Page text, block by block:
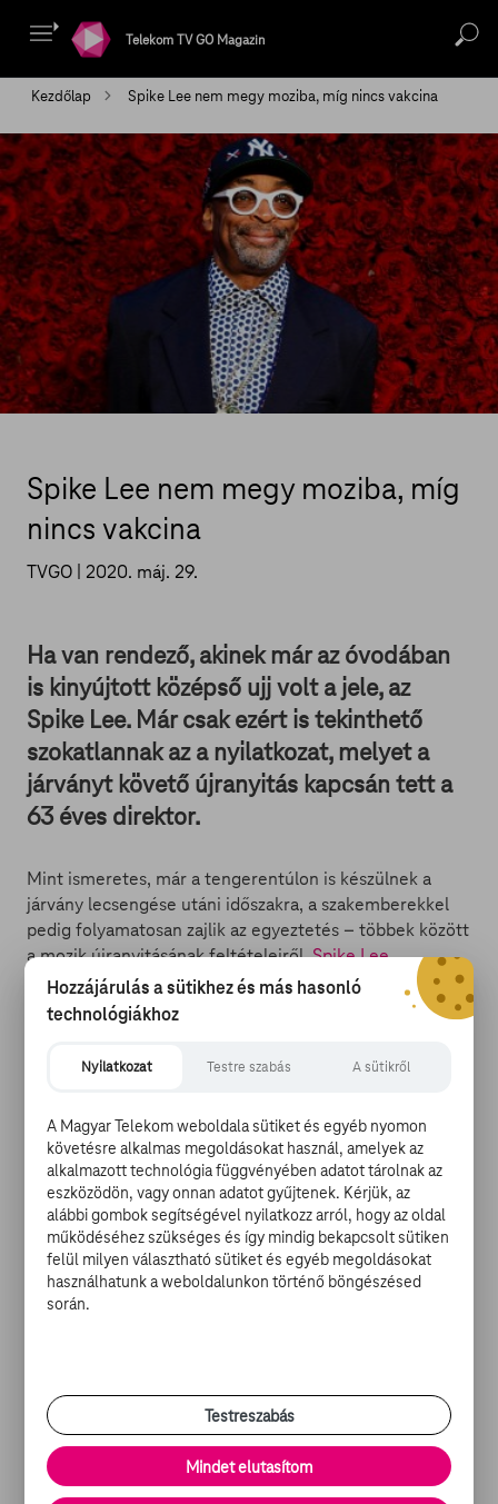
Telekom TV GO Magazin
Kezdőlap Spike Lee nem megy moziba, míg nincs vakcina
Spike Lee nem megy moziba, míg
nincs vakcina
TVGO | 2020. máj. 29.
Ha van rendező, akinek már az óvodában
is kinyújtott középső ujj volt a jele, az
Spike Lee. Már csak ezért is tekinthető
szokatlannak az a nyilatkozat, melyet a
járványt követő újranyitás kapcsán tett a
63 éves direktor.
Mint ismeretes, már a tengerentúlon is készülnek a
járvány lecsengése utáni időszakra, a szakemberekkel
pedig folyamatosan zajlik az egyeztetés – többek között
a mozik újranyitásának feltételeiről.Spike Lee
ugyanakkor úgy nyilatkozott: akármilyen szigorú
biztonsági intézkedéseket is hoznak a döntéshozók,
míg nincs mindenki számára elérhető vakcina a
Yankee Stadionba sem. A koronavírus egy rohadék. A
koronavírus nem játszik veled. Ha nem veszed
komolyan, ki fog nyírni, és én nem állok készen a
halálra.” – mondta a rendező. Lee legutóbbi filmje a Da
5 Bloods a Netflixen debütál június 12-én, a Prince Of
Cats forgatása pedig nyár közepén vette volna
kezdetét, de a rendező a halasztás mellett döntött.
„Mégis, hogyan forgatnánk le a távolságtartás
egyetlen észszerű döntés, hogy szünete tartunk.” –
nyilatkozta Lee.
Megosztom
Hozzájárulás a sütikhez és más hasonló
technológiákhoz
Nyilatkozat Testre szabás A sütikről
A Magyar Telekom weboldala sütiket és egyéb nyomon
követésre alkalmas megoldásokat használ, amelyek az
alkalmazott technológia függvényében adatot tárolnak az
eszközödön, vagy onnan adatot gyűjtenek. Kérjük, az
alábbi gombok segítségével nyilatkozz arról, hogy az oldal
működéséhez szükséges és így mindig bekapcsolt sütiken
felül milyen választható sütiket és egyéb megoldásokat
használhatunk a weboldalunkon történő böngészésed
során.
Testreszabás
Mindet elutasítom